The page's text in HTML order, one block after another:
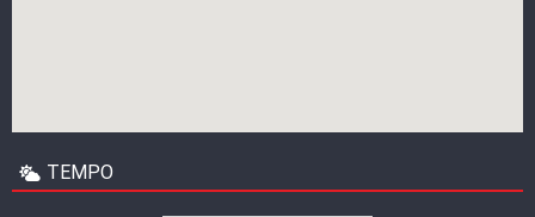
TEMPO